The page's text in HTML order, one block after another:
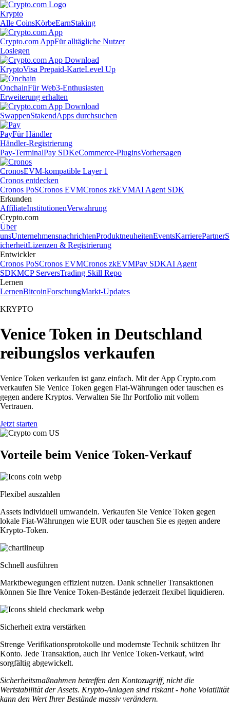
Krypto
Alle CoinsKörbeEarnStaking
Crypto.com AppFür alltägliche Nutzer
Loslegen
KryptoVisa Prepaid-KarteLevel Up
OnchainFür Web3-Enthusiasten
Erweiterung erhalten
SwappenStakendApps durchsuchen
PayFür Händler
Händler-Registrierung
Pay-TerminalPay SDKeCommerce-PluginsVorhersagen
CronosEVM-kompatible Layer 1
Cronos entdecken
Cronos PoSCronos EVMCronos zkEVMAI Agent SDK
Erkunden
AffiliateInstitutionenVerwahrung
Crypto.com
Über
unsUnternehmensnachrichtenProduktneuheitenEventsKarrierePartnerS
icherheitLizenzen & Registrierung
Entwickler
Cronos PoSCronos EVMCronos zkEVMPay SDKAI Agent
SDKMCP ServersTrading Skill Repo
Lernen
LernenBitcoinForschungMarkt-Updates
KRYPTO
Venice Token in Deutschland
reibungslos verkaufen
Venice Token verkaufen ist ganz einfach. Mit der App Crypto.com
verkaufen Sie Venice Token gegen Fiat-Währungen oder tauschen es
gegen andere Kryptos. Verwalten Sie Ihr Portfolio mit vollem
Vertrauen.
Jetzt starten
Vorteile beim Venice Token-Verkauf
Flexibel auszahlen
Assets individuell umwandeln. Verkaufen Sie Venice Token gegen
lokale Fiat-Währungen wie EUR oder tauschen Sie es gegen andere
Krypto-Token.
Schnell ausführen
Marktbewegungen effizient nutzen. Dank schneller Transaktionen
können Sie Ihre Venice Token-Bestände jederzeit flexibel liquidieren.
Sicherheit extra verstärken
Strenge Verifikationsprotokolle und modernste Technik schützen Ihr
Konto. Jede Transaktion, auch Ihr Venice Token-Verkauf, wird
sorgfältig abgewickelt.
Sicherheitsmaßnahmen betreffen den Kontozugriff, nicht die
Wertstabilität der Assets. Krypto-Anlagen sind riskant - hohe Volatilität
kann den Wert Ihrer Bestände massiv verändern.